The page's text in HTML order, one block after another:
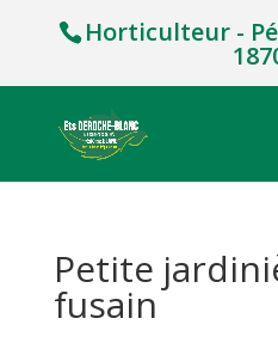
Horticulteur -
Petite
fusain